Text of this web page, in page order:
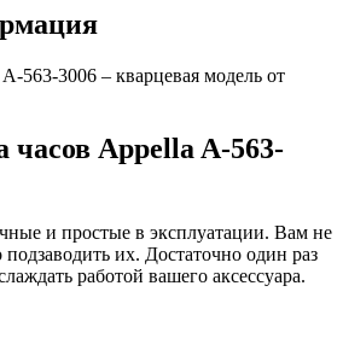
563-3006 – кварцевая модель от
Appella A-563-
и простые в эксплуатации. Вам не
подзаводить их. Достаточно один раз
работой вашего аксессуара.